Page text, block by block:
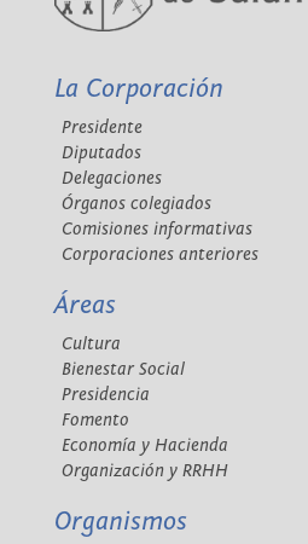
La Corporación
Presidente
Diputados
Delegaciones
Órganos colegiados
Comisiones informativas
Corporaciones anteriores
Áreas
Cultura
Bienestar Social
Presidencia
Fomento
Economía y Hacienda
Organización y RRHH
Organismos